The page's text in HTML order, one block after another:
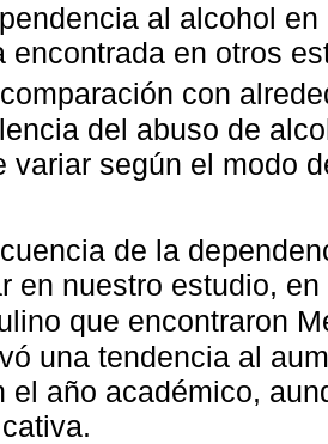
al alcohol
encontrada en otros
con
del abuso de
variar según el modo
de la
en nuestro estudio,
que encontraron
una tendencia al
el año académico,